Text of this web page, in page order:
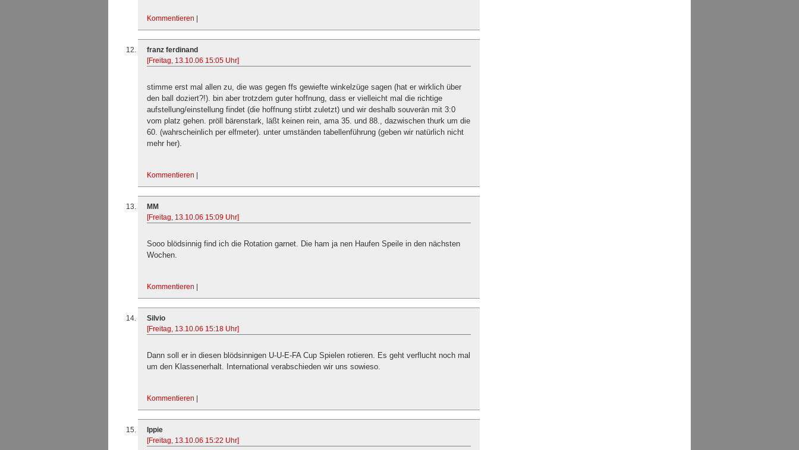
Kommentieren
franz ferdinand
[Freitag, 13.10.06 15:05 Uhr]
stimme erst mal allen zu, die was gegen ffs gewiefte winkelzüge sagen (hat er wirklich über
den ball doziert?!). bin aber trotzdem guter hoffnung, dass er vielleicht mal die richtige
aufstellung/einstellung findet (die hoffnung stirbt zuletzt) und wir deshalb souverän mit 3:0
vom platz gehen. pröll bärenstark, läßt keinen rein, ama 35. und 88., dazwischen thurk um die
60. (wahrscheinlich per elfmeter). unter umständen tabellenführung (geben wir natürlich nicht
mehr her).
Kommentieren
MM
[Freitag, 13.10.06 15:09 Uhr]
Sooo blödsinnig find ich die Rotation garnet. Die ham ja nen Haufen Speile in den nächsten
Wochen.
Kommentieren
Silvio
[Freitag, 13.10.06 15:18 Uhr]
Dann soll er in diesen blödsinnigen U-U-E-FA Cup Spielen rotieren. Es geht verflucht noch mal
um den Klassenerhalt. International verabschieden wir uns sowieso.
Kommentieren
Ippie
[Freitag, 13.10.06 15:22 Uhr]